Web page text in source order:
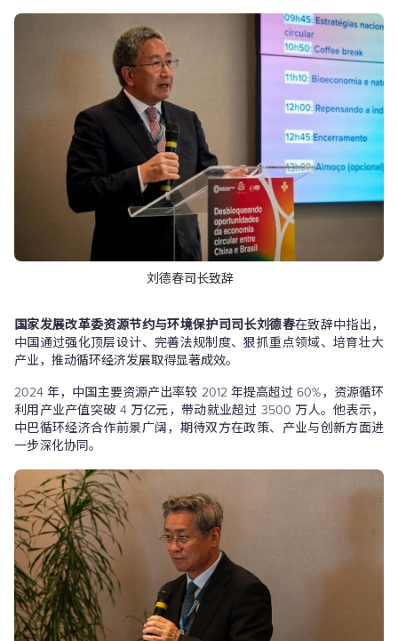
刘德春司长致辞
国家发展改革委资源节约与环境保护司司长刘德春在致辞中指出，
中国通过强化顶层设计、完善法规制度、狠抓重点领域、培育壮大
产业，推动循环经济发展取得显著成效。
2024 年，中国主要资源产出率较 2012 年提高超过 60%，资源循环
利用产业产值突破 4 万亿元，带动就业超过 3500 万人。他表示，
中巴循环经济合作前景广阔，期待双方在政策、产业与创新方面进
一步深化协同。